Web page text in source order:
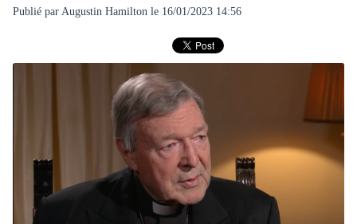
Publié par Augustin Hamilton le 16/01/2023 14:56